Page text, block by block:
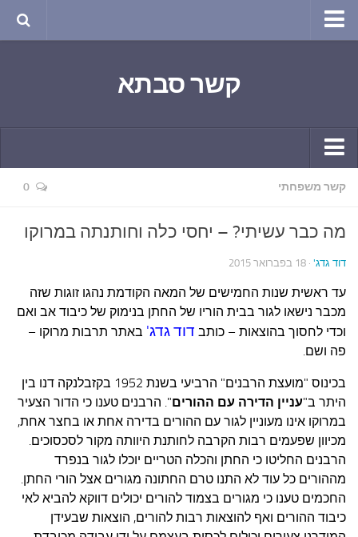
שירה
חגים ומועדים
ספורט בריאות וקורונה
בישול ואפייה
הקונדיטוריה
סבתא מספרת
נווה הבלוגים
קשר משפחתי
פינת הנכד
כתבו אלינו
קשר סבתא
קשר יומי
תחביבים
גרפיטי
נוסטלגיה
סרטונים ואנימציה
סרטים מומלצים
קשר משפחתי 0
מה כבר עשיתי? – יחסי כלה וחותנתה במרוקו
דוד גדג' · 18 בפברואר 2015
עד ראשית שנות החמישים של המאה הקודמת נהגו זוגות שזה
מכבר נישאו לגור בבית הוריו של החתן בנימוק של כיבוד אב ואם
וכדי לחסוך בהוצאות – כותב דוד גדג' באתר תרבות מרוקו –
פה ושם.
בכינוס "מועצת הרבנים" הרביעי בשנת 1952 בקזבלנקה דנו בין
היתר ב"עניין הדירה עם ההורים". הרבנים טענו כי הדור הצעיר
במרוקו אינו מעוניין לגור עם ההורים בדירה אחת או בחצר אחת,
מכיוון שפעמים רבות הקרבה לחותנת היוותה מקור לסכסוכים.
הרבנים החליטו כי החתן והכלה הטריים יוכלו לגור בנפרד
מההורים כל עוד לא התנו טרם החתונה מגורים אצל הורי החתן.
החכמים טענו כי מגורים בצמוד להורים יכולים דווקא להביא לאי
כיבוד ההורים ואף להוצאות רבות להורים, הוצאות שבעידן